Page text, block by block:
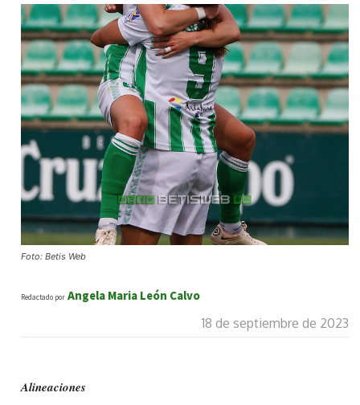
Foto: Betis Web
Redactado por Angela Maria León Calvo
18 de septiembre de 2023
Alineaciones